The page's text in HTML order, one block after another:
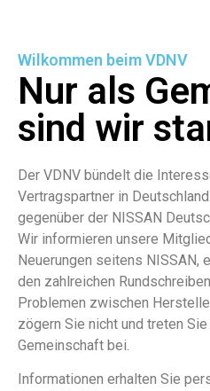
Wilkommen beim VDNV
Nur als
sind wir
Der VDNV bündelt die
Vertragspartner in
gegenüber der NISSAN
Wir informieren unsere
Neuerungen seitens NISSAN,
den zahlreichen
Problemen zwischen
zögern Sie nicht und treten
Gemeinschaft bei.
Informationen erhalten Sie